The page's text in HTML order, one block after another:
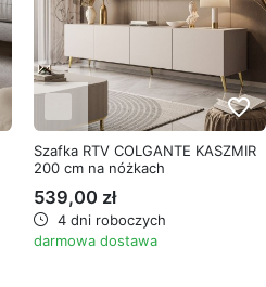
favorite_border
Szafka RTV COLGANTE KASZMIR
200 cm na nóżkach
539,00 zł
4 dni roboczych
darmowa dostawa